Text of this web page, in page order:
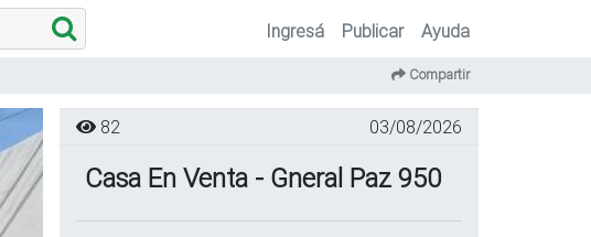
Ingresá Publicar Ayuda
Compartir
82 03/08/2026
Casa En Venta - Gneral Paz 950